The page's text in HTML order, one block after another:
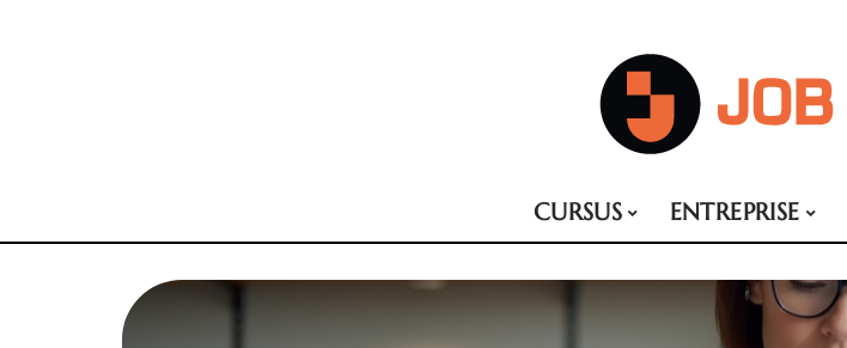
CURSUS ENTREPRISE